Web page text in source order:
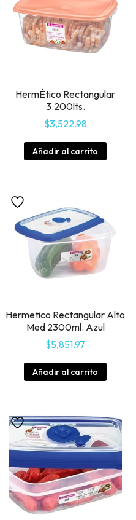
HermÉtico Rectangular
3.200lts.
$3,522.98
Añadir al carrito
Hermetico Rectangular Alto
Med 2300ml. Azul
$5,851.97
Añadir al carrito